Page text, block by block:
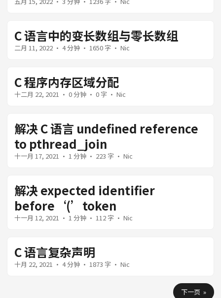
C 语言中的变长数组与零长数组
二月 11, 2022 · 4 分钟 · 1650 字 · Nic
C 程序内存区域分配
十二月 22, 2021 · 0 分钟 · 0 字 · Nic
解决 C 语言 undefined reference
to pthread_join
十一月 17, 2021 · 1 分钟 · 223 字 · Nic
解决 expected identifier
before‘(’token
十一月 12, 2021 · 1 分钟 · 112 字 · Nic
C 语言复杂声明
十月 22, 2021 · 4 分钟 · 1873 字 · Nic
下一页 »